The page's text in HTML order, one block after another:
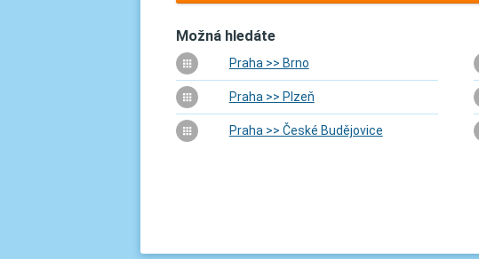
Možná hledáte
Praha >> Brno
Praha >> Plzeň
Praha >> České Budějovice